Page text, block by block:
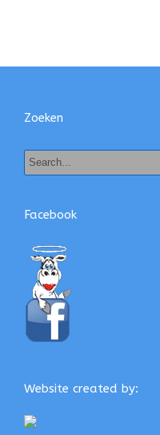
Zoeken
Facebook
Website created by: